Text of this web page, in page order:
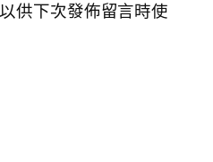
供下次發佈留言時使